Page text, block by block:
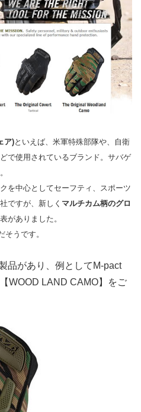
ア)といえば、米軍特殊部隊や、自衛
で使用されているブランド。サバゲ
を中心としてセーフティ、スポーツ
ですが、新しく マルチカム柄のグロ
がありました。
そうです。
品があり、例としてM-pact
WOOD LAND CAMO】をご